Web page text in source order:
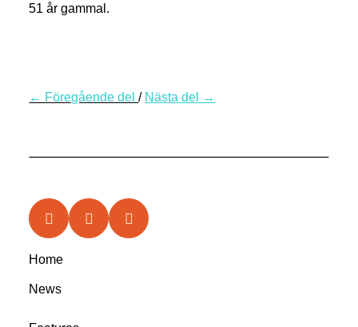
51 år gammal.
← Föregående del/ Nästa del →
Home
News